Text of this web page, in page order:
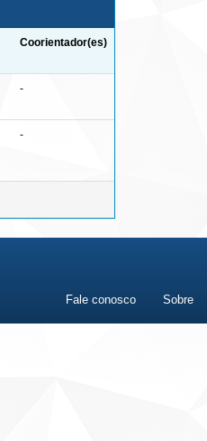
Coorientador(es)
-
-
Fale conosco Sobre